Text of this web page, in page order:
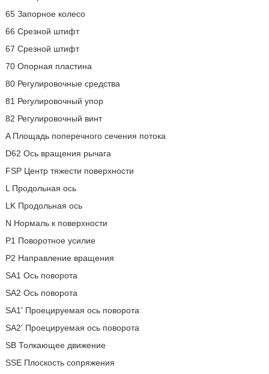
65 Запорное колесо
66 Срезной штифт
67 Срезной штифт
70 Опорная пластина
80 Регулировочные средства
81 Регулировочный упор
82 Регулировочный винт
A Площадь поперечного сечения потока
D62 Ось вращения рычага
FSP Центр тяжести поверхности
L Продольная ось
LK Продольная ось
N Нормаль к поверхности
P1 Поворотное усилие
P2 Направление вращения
SA1 Ось поворота
SA2 Ось поворота
SA1' Проецируемая ось поворота
SA2' Проецируемая ось поворота
SB Толкающее движение
SSE Плоскость сопряжения